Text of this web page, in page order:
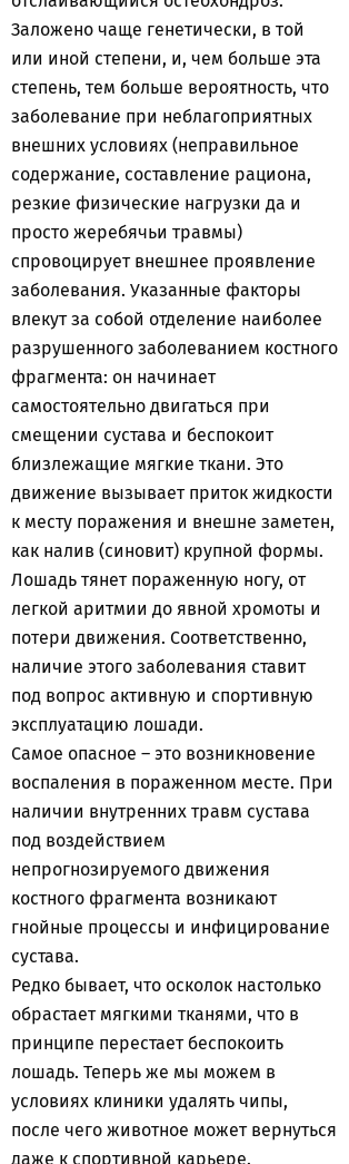
Заложено чаще генетически, в той
или иной степени, и, чем больше эта
степень, тем больше вероятность, что
заболевание при неблагоприятных
внешних условиях (неправильное
содержание, составление рациона,
резкие физические нагрузки да и
просто жеребячьи травмы)
спровоцирует внешнее проявление
заболевания. Указанные факторы
влекут за собой отделение наиболее
разрушенного заболеванием костного
фрагмента: он начинает
самостоятельно двигаться при
смещении сустава и беспокоит
близлежащие мягкие ткани. Это
движение вызывает приток жидкости
к месту поражения и внешне заметен,
как налив (синовит) крупной формы.
Лошадь тянет пораженную ногу, от
легкой аритмии до явной хромоты и
потери движения. Соответственно,
наличие этого заболевания ставит
под вопрос активную и спортивную
эксплуатацию лошади.
Самое опасное – это возникновение
воспаления в пораженном месте. При
наличии внутренних травм сустава
под воздействием
непрогнозируемого движения
костного фрагмента возникают
гнойные процессы и инфицирование
сустава.
Редко бывает, что осколок настолько
обрастает мягкими тканями, что в
принципе перестает беспокоить
лошадь. Теперь же мы можем в
условиях клиники удалять чипы,
после чего животное может вернуться
даже к спортивной карьере.